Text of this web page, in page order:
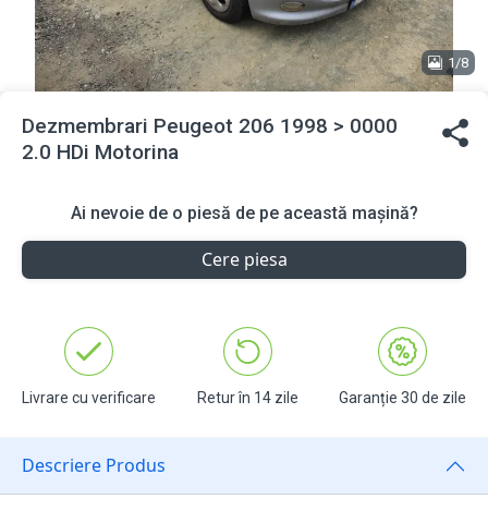
1/8
Dezmembrari Peugeot 206 1998 > 0000
2.0 HDi Motorina
Ai nevoie de o piesă de pe această mașină?
Cere piesa
Livrare cu verificare Retur în 14 zile Garanție 30 de zile
Descriere Produs